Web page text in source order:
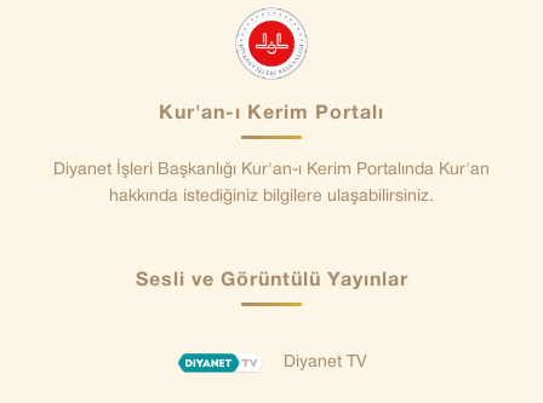
Kur'an-ı Kerim Portalı
Diyanet İşleri Başkanlığı Kur'an-ı Kerim Portalında Kur'an
hakkında istediğiniz bilgilere ulaşabilirsiniz.
Sesli ve Görüntülü Yayınlar
Diyanet TV